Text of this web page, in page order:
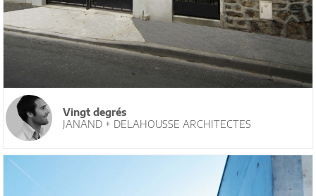
Vingt degrés
JANAND + DELAHOUSSE ARCHITECTES